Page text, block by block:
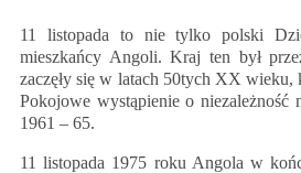
11 listopada to nie tylko polski
mieszkańcy Angoli. Kraj ten był
zaczęły się w latach 50tych XX
Pokojowe wystąpienie o niezależność
1961 – 65.
11 listopada 1975 roku Angola w